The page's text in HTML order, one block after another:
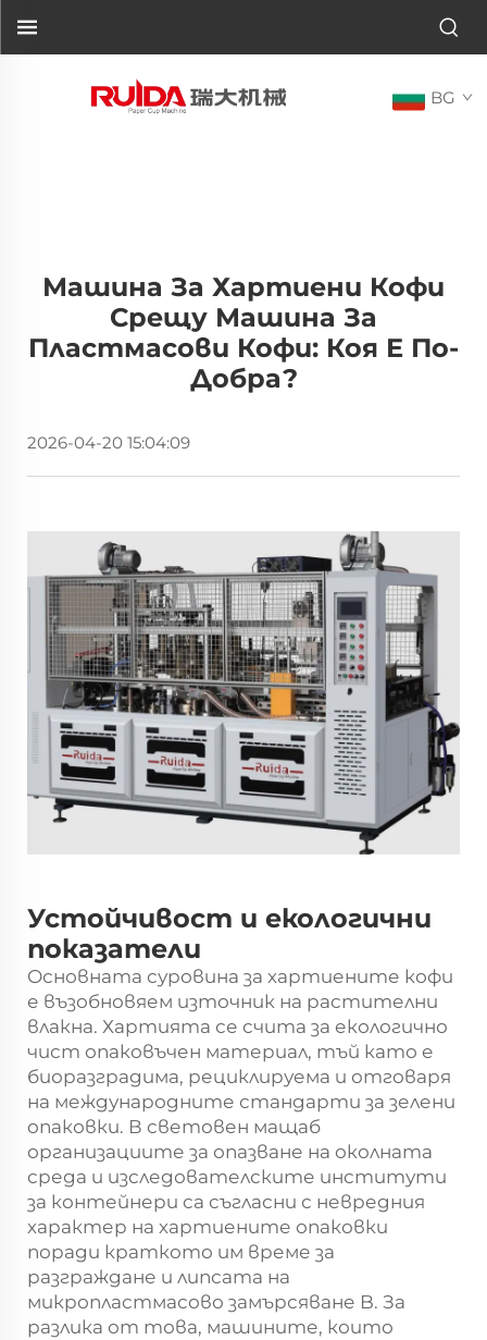
BG
Машина За Хартиени Кофи
Срещу Машина За
Пластмасови Кофи: Коя Е По-
Добра?
2026-04-20 15:04:09
Устойчивост и екологични
показатели
Основната суровина за хартиените кофи
е възобновяем източник на растителни
влакна. Хартията се счита за екологично
чист опаковъчен материал, тъй като е
биоразградима, рециклируема и отговаря
на международните стандарти за зелени
опаковки. В световен мащаб
организациите за опазване на околната
среда и изследователските институти
за контейнери са съгласни с невредния
характер на хартиените опаковки
поради краткото им време за
разграждане и липсата на
микропластмасово замърсяване B. За
разлика от това, машините, които